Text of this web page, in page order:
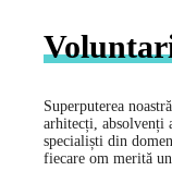
Superputerea
arhitecți, absolvenți
specialiști din
fiecare om merită